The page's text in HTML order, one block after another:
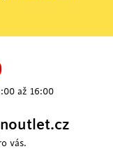
až 16:00
vás.